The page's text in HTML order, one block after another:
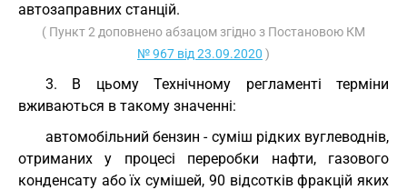
автозаправних станцій.
( Пункт 2 доповнено абзацом згідно з Постановою КМ
№ 967 від 23.09.2020 )
3. В цьому Технічному регламенті терміни
вживаються в такому значенні:
автомобільний бензин - суміш рідких вуглеводнів,
отриманих у процесі переробки нафти, газового
конденсату або їх сумішей, 90 відсотків фракцій яких